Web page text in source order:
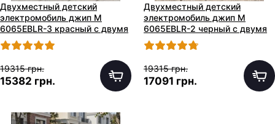
Двухместный детский
электромобиль джип M
6065EBLR-3 красный с двумя
моторами по 200W
19315 грн.
15382 грн.
Двухместный детский
электромобиль джип M
6065EBLR-2 черный с двумя
моторами по 200W
19315 грн.
17091 грн.